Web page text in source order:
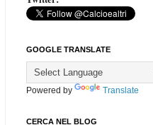
GOOGLE TRANSLATE
Powered by Translate
CERCA NEL BLOG